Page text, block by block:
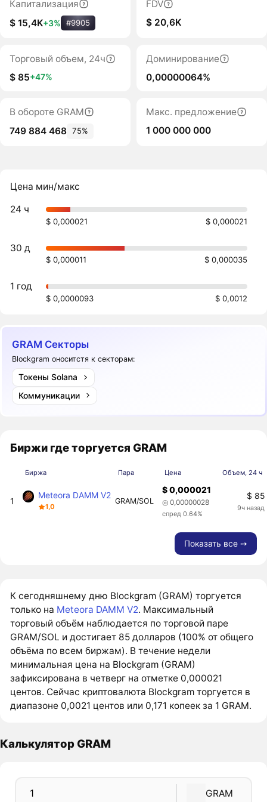
Капитализация
$ 15,4K+3% #9905
FDV
$ 20,6K
Торговый объем, 24ч
$ 85+47%
Доминирование
0,00000064%
В обороте GRAM
749 884 468 75%
Макс. предложение
1 000 000 000
Цена мин/макс
24 ч
$ 0,000021 $ 0,000021
30 д
$ 0,000011 $ 0,000035
1 год
$ 0,0000093 $ 0,0012
GRAM Секторы
Blockgram оноситстя к секторам:
Токены Solana
Коммуникации
Биржи где торгуется GRAM
Биржа Пара Цена Объем, 24 ч
1
Meteora DAMM V2
1,0
GRAM/SOL
$ 0,000021
◎ 0,00000028
спред 0.64%
$ 85
9ч назад
Показать все ➙
К сегодняшнему дню Blockgram (GRAM) торгуется
только на Meteora DAMM V2. Максимальный
торговый объём наблюдается по торговой паре
GRAM/SOL и достигает 85 долларов (100% от общего
объёма по всем биржам). В течение недели
минимальная цена на Blockgram (GRAM)
зафиксирована в четверг на отметке 0,000021
центов. Сейчас криптовалюта Blockgram торгуется в
диапазоне 0,0021 центов или 0,171 копеек за 1 GRAM.
Калькулятор GRAM
GRAM